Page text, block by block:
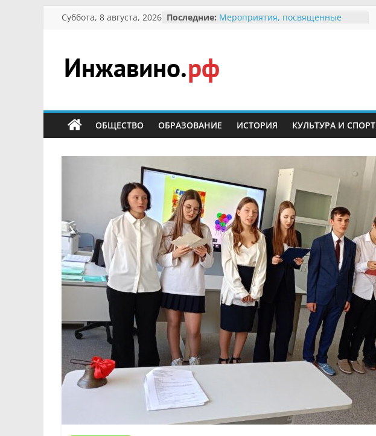
Перейти
Суббота, 8 августа, 2026 Последние: Мероприятия, посвященные
Безопасность в сети Интернет
Ученики приняли участие в
мероприятии «Сохраним
заповедника родились крапчатые
суслики
Инжавино.рф
сельский
портал
ОБЩЕСТВО ОБРАЗОВАНИЕ ИСТОРИЯ КУЛЬТУРА И СПОРТ